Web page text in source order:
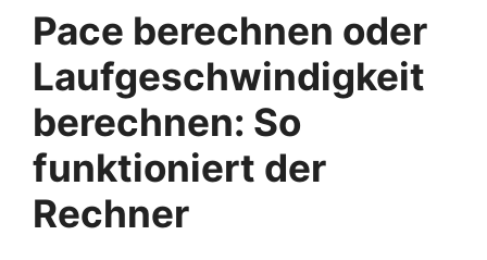
Pace berechnen oder
Laufgeschwindigkeit
berechnen: So
funktioniert der
Rechner